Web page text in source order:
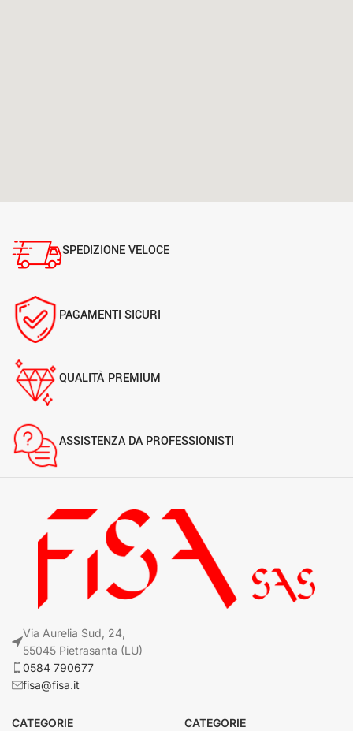
SPEDIZIONE VELOCE
PAGAMENTI SICURI
QUALITÀ PREMIUM
ASSISTENZA DA PROFESSIONISTI
Via Aurelia Sud, 24,
55045 Pietrasanta (LU)
0584 790677
fisa@fisa.it
CATEGORIE
CATEGORIE